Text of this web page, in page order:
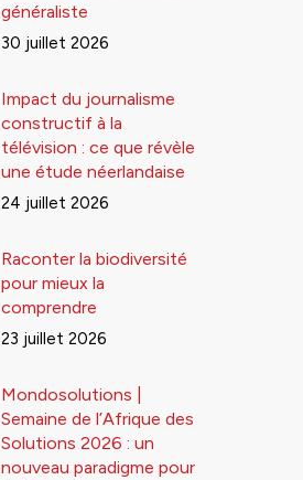
généraliste
30 juillet 2026
Impact du journalisme
constructif à la
télévision : ce que révèle
une étude néerlandaise
24 juillet 2026
Raconter la biodiversité
pour mieux la
comprendre
23 juillet 2026
Mondosolutions |
Semaine de l’Afrique des
Solutions 2026 : un
nouveau paradigme pour